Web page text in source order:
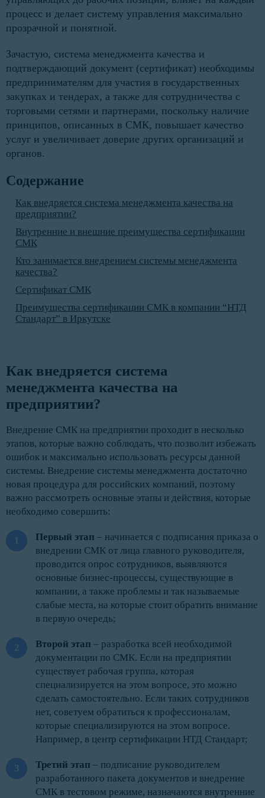
процесс и делает систему управления максимально
прозрачной и понятной.
Зачастую, система менеджмента качества и
подтверждающий документ (сертификат) необходимы
предпринимателям для участия в государственных
закупках и тендерах, а также для сотрудничества с
торговыми сетями и партнерами, поскольку наличие
принципов, описанных в СМК, повышает качество
услуг и увеличивает доверие других организаций и
органов.
Содержание
Как внедряется система менеджмента качества на
предприятии?
Внутренние и внешние преимущества сертификации
СМК
Кто занимается внедрением системы менеджмента
качества?
Сертификат СМК
Преимущества сертификации СМК в компании “НТД
Стандарт” в Иркутске
Как внедряется система
менеджмента качества на
предприятии?
Внедрение СМК на предприятии проходит в несколько
этапов, которые важно соблюдать, что позволит избежать
ошибок и максимально использовать ресурсы данной
системы. Внедрение системы менеджмента достаточно
новая процедура для российских компаний, поэтому
важно рассмотреть основные этапы и действия, которые
необходимо совершить:
Первый этап – начинается с подписания приказа о
внедрении СМК от лица главного руководителя,
проводится опрос сотрудников, выявляются
основные бизнес-процессы, существующие в
компании, а также проблемы и так называемые
слабые места, на которые стоит обратить внимание
в первую очередь;
Второй этап – разработка всей необходимой
документации по СМК. Если на предприятии
существует рабочая группа, которая
специализируется на этом вопросе, это можно
сделать самостоятельно. Если таких сотрудников
нет, советуем обратиться к профессионалам,
которые специализируются на этом вопросе.
Например, в центр сертификации НТД Стандарт;
Третий этап – подписание руководителем
разработанного пакета документов и внедрение
СМК в тестовом режиме, назначаются внутренние